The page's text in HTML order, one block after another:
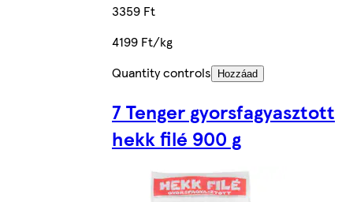
3359 Ft
4199 Ft/kg
Quantity controls
Hozzáad
7 Tenger gyorsfagyasztott
hekk filé 900 g